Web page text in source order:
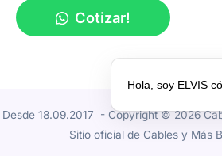
Cotizar!
Desde 18.09.2017 - Copyright © 2026
Sitio oficial de Cables y Más
Hola, soy ELVIS